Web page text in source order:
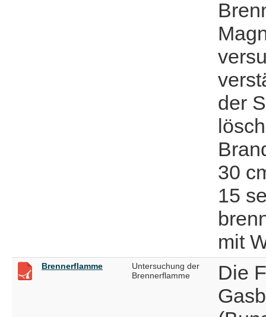
der
30
15
mit
Brennerflamme
Untersuchung der
Brennerflamme
Die